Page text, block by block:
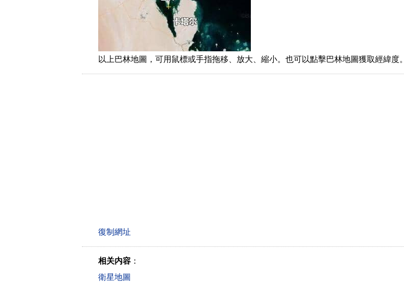
以上巴林地圖，可用鼠標或手指拖移、放大、縮小。也可以點擊巴林地圖獲取經緯度。
相关内容 ：
衛星地圖